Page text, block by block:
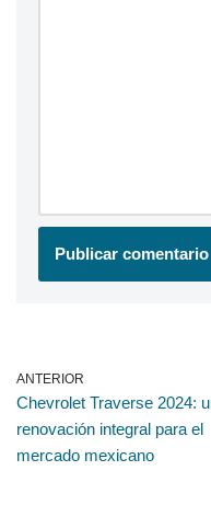
ANTERIOR
Chevrolet Traverse 2024:
renovación integral para el
mercado mexicano